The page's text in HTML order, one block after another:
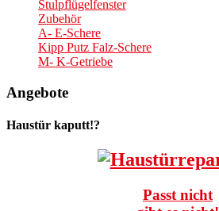
Stulpflügelfenster
Zubehör
A- E-Schere
Kipp Putz Falz-Schere
M- K-Getriebe
Angebote
Haustür kaputt!?
Passt nicht